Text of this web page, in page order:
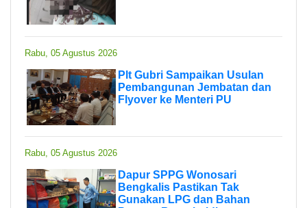
Rabu, 05 Agustus 2026
Plt Gubri Sampaikan Usulan
Pembangunan Jembatan dan
Flyover ke Menteri PU
Rabu, 05 Agustus 2026
Dapur SPPG Wonosari
Bengkalis Pastikan Tak
Gunakan LPG dan Bahan